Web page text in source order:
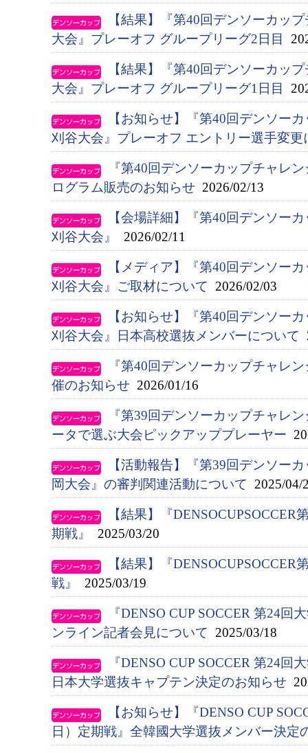
【結果】『第40回デンソーカッ
大会』プレーオフ グループリーグ2日目
【結果】『第40回デンソーカッ
大会』プレーオフ グループリーグ1日目
【お知らせ】『第40回デンソー
刈谷大会』プレーオフ エントリー選手変更
『第40回デンソーカップチャレ
ログラム販売のお知らせ 2026/02/13
【会場詳細】『第40回デンソー
刈谷大会』
2026/02/11
【メディア】『第40回デンソー
刈谷大会』ご取材について 2026/02/03
【お知らせ】『第40回デンソー
刈谷大会』日本高校選抜メンバーについて
『第40回デンソーカップチャレ
催のお知らせ 2026/01/16
『第39回デンソーカップチャレ
ータで選ぶ大会ピックアッププレーヤー
【活動報告】『第39回デンソー
岡大会』の審判関連活動について 2025/04/
【結果】『
期戦』
2025/03/20
【結果】『
戦』
2025/03/19
『DENSO CUP SOCCER 第24回
ンライン記者会見について 2025/03/18
『DENSO CUP SOCCER 第24回
日本大学選抜キャプテン決定のお知らせ
【お知らせ】『DENSO CUP
日）定期戦』全韓國大学選抜メンバー決定